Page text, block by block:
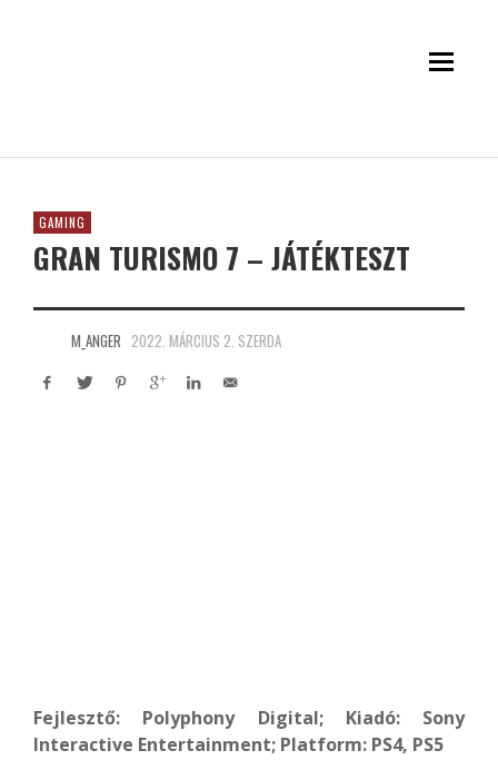
GAMING
GRAN TURISMO 7 – JÁTÉKTESZT
M_ANGER 2022. MÁRCIUS 2. SZERDA
Fejlesztő: Polyphony Digital; Kiadó: Sony
Interactive Entertainment; Platform: PS4, PS5